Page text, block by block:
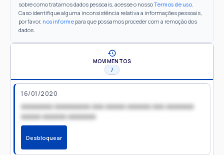
sobre como tratamos dados pessoais, acesse o nossoTermos de uso.
Caso identifique alguma inconsistência relativa a informações pessoais,
por favor, nos informe para que possamos proceder com a remoção dos
dados.
MOVIMENTOS
7
16/01/2020
xxxxxxxx xxxxxxxxx xxx xxxxx xxxxxx xxx xxxxxxx
xxxxx xxxxxx xxxxxxx
Desbloquear